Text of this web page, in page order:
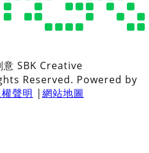
SBK Creative
Reserved. Powered by
聲明 | 網站地圖